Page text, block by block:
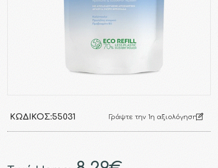
ΚΩΔΙΚΌΣ:55031 Γράψτε την 1η αξιολόγηση